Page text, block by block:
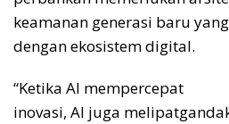
keamanan generasi baru
dengan ekosistem digital.
“Ketika AI mempercepat
inovasi, AI juga